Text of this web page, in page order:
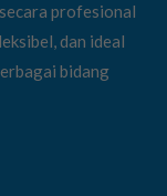
profesional
dan ideal
bidang